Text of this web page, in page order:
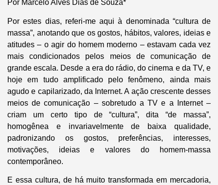
Por Marcelo Alves Dias de Souza*
Por estes dias, referi-me aqui à denominada “cultura de
massa”, anotando que os gostos, hábitos, valores, ideias e
atitudes – o agir do homem moderno – estavam cada vez
mais condicionados pelos meios de comunicação de
grande escala. Desde a era do rádio, do cinema e da TV, e
hoje em tudo amplificado pelo fenômeno, ainda mais
agudo e capilarizado, da Internet. A ação crescente desses
meios de comunicação – sobretudo a TV e a Internet –
criam um certo tipo de “cultura”, dita “de massa”,
homogênea e invariavelmente de baixa qualidade,
padronizando os gostos, preferências, interesses,
motivações, ideias e valores do homem-massa
contemporâneo.
E essa cultura, de há muito transformada em mercadoria,